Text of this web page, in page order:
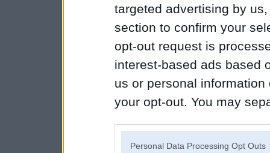
targeted advertising by
section to confirm your
opt-out request is
interest-based ads based
us or personal
your opt-out. You may
Personal Data Processing Opt Outs